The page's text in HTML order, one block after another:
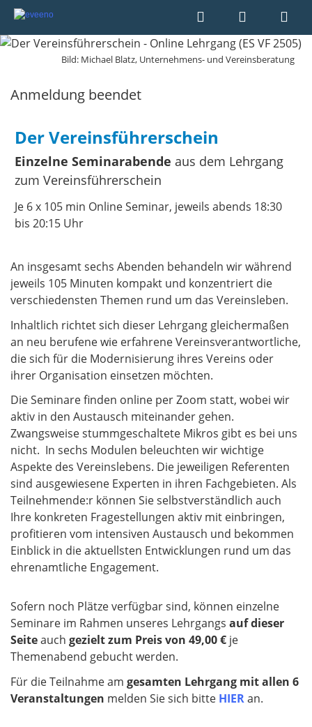
Bild: Michael Blatz, Unternehmens- und Vereinsberatung
Anmeldung beendet
Der Vereinsführerschein
Einzelne Seminarabende aus dem Lehrgang
zum Vereinsführerschein
Je 6 x 105 min Online Seminar, jeweils abends 18:30
bis 20:15 Uhr
An insgesamt sechs Abenden behandeln wir während
jeweils 105 Minuten kompakt und konzentriert die
verschiedensten Themen rund um das Vereinsleben.
Inhaltlich richtet sich dieser Lehrgang gleichermaßen
an neu berufene wie erfahrene Vereinsverantwortliche,
die sich für die Modernisierung ihres Vereins oder
ihrer Organisation einsetzen möchten.
Die Seminare finden online per Zoom statt, wobei wir
aktiv in den Austausch miteinander gehen.
Zwangsweise stummgeschaltete Mikros gibt es bei uns
nicht. In sechs Modulen beleuchten wir wichtige
Aspekte des Vereinslebens. Die jeweiligen Referenten
sind ausgewiesene Experten in ihren Fachgebieten. Als
Teilnehmende:r können Sie selbstverständlich auch
Ihre konkreten Fragestellungen aktiv mit einbringen,
profitieren vom intensiven Austausch und bekommen
Einblick in die aktuellsten Entwicklungen rund um das
ehrenamtliche Engagement.
Sofern noch Plätze verfügbar sind, können einzelne
Seminare im Rahmen unseres Lehrgangs auf dieser
Seiteauch gezielt zum Preis von 49,00 € je
Themenabend gebucht werden.
Für die Teilnahme am gesamten Lehrgang mit allen 6
Veranstaltungen melden Sie sich bitte HIERan.